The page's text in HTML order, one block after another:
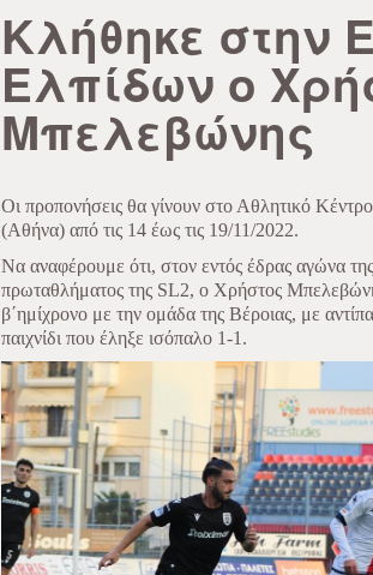
Κλήθηκε στην
Ελπίδων ο
Μπελεβώνης
Οι προπονήσεις θα γίνουν στο Αθλητικό
(Αθήνα) από τις 14 έως τις 19/11/2022.
Να αναφέρουμε ότι, στον εντός έδρας αγώνα
πρωταθλήματος της SL2, ο Χρήστος
β΄ημίχρονο με την ομάδα της Βέροιας, με
παιχνίδι που έληξε ισόπαλο 1-1.